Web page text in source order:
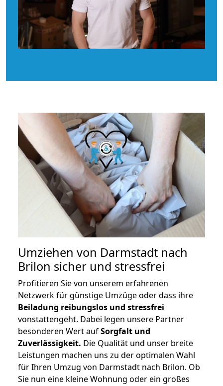
Umziehen von Darmstadt nach
Brilon sicher und stressfrei
Profitieren Sie von unserem erfahrenen
Netzwerk für günstige Umzüge oder dass ihre
Beiladung reibungslos und stressfrei
vonstattengeht. Dabei legen unsere Partner
besonderen Wert aufSorgfalt und
Zuverlässigkeit. Die Qualität und unser breite
Leistungen machen uns zu der optimalen Wahl
für Ihren Umzug von Darmstadt nach Brilon. Ob
Sie nun eine kleine Wohnung oder ein großes